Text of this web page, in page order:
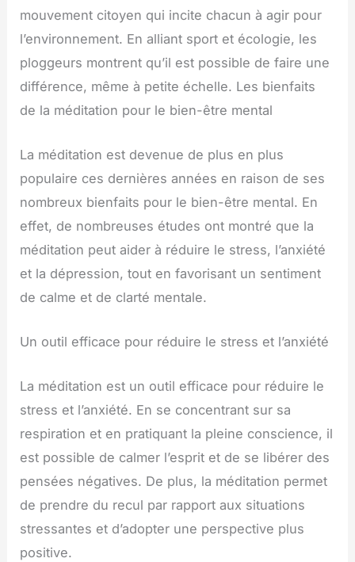
mouvement citoyen qui incite chacun à agir pour
l’environnement. En alliant sport et écologie, les
ploggeurs montrent qu’il est possible de faire une
différence, même à petite échelle. Les bienfaits
de la méditation pour le bien-être mental
La méditation est devenue de plus en plus
populaire ces dernières années en raison de ses
nombreux bienfaits pour le bien-être mental. En
effet, de nombreuses études ont montré que la
méditation peut aider à réduire le stress, l’anxiété
et la dépression, tout en favorisant un sentiment
de calme et de clarté mentale.
Un outil efficace pour réduire le stress et l’anxiété
La méditation est un outil efficace pour réduire le
stress et l’anxiété. En se concentrant sur sa
respiration et en pratiquant la pleine conscience, il
est possible de calmer l’esprit et de se libérer des
pensées négatives. De plus, la méditation permet
de prendre du recul par rapport aux situations
stressantes et d’adopter une perspective plus
positive.